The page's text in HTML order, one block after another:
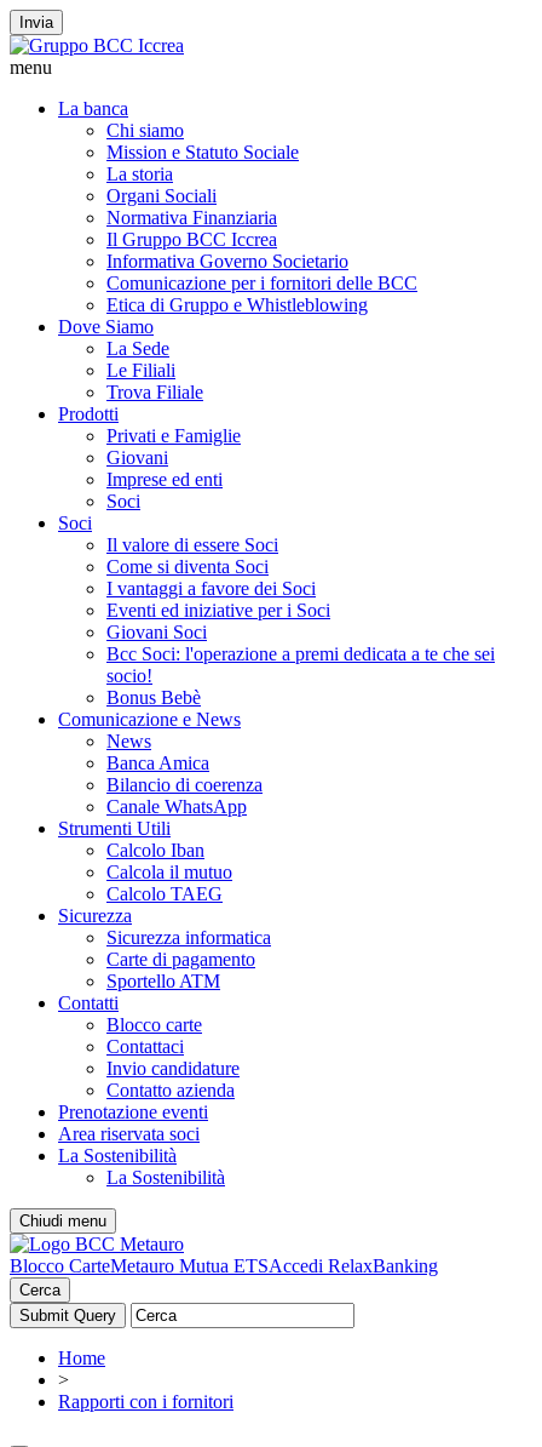
Invia
menu
La banca
Chi siamo
Mission e Statuto Sociale
La storia
Organi Sociali
Normativa Finanziaria
Il Gruppo BCC Iccrea
Informativa Governo Societario
Comunicazione per i fornitori delle BCC
Etica di Gruppo e Whistleblowing
Dove Siamo
La Sede
Le Filiali
Trova Filiale
Prodotti
Privati e Famiglie
Giovani
Imprese ed enti
Soci
Soci
Il valore di essere Soci
Come si diventa Soci
I vantaggi a favore dei Soci
Eventi ed iniziative per i Soci
Giovani Soci
Bcc Soci: l'operazione a premi dedicata a te che sei
socio!
Bonus Bebè
Comunicazione e News
News
Banca Amica
Bilancio di coerenza
Canale WhatsApp
Strumenti Utili
Calcolo Iban
Calcola il mutuo
Calcolo TAEG
Sicurezza
Sicurezza informatica
Carte di pagamento
Sportello ATM
Contatti
Blocco carte
Contattaci
Invio candidature
Contatto azienda
Prenotazione eventi
Area riservata soci
La Sostenibilità
La Sostenibilità
Chiudi menu
Blocco CarteMetauro Mutua ETSAccedi RelaxBanking
Cerca
Home
>
Rapporti con i fornitori